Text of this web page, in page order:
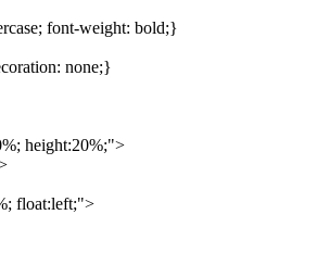
font-weight: bold;}
none;}
height:20%;">
float:left;">